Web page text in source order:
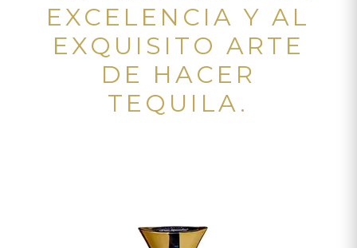
EXCELENCIA Y AL
EXQUISITO ARTE
DE HACER
TEQUILA.